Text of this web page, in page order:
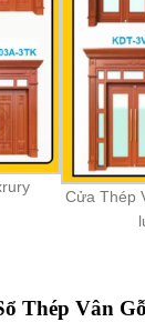
Cửa Thép
Thép Vân Gỗ